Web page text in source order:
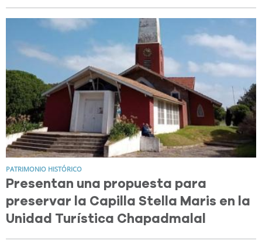
PATRIMONIO HISTÓRICO
Presentan una propuesta para
preservar la Capilla Stella Maris en la
Unidad Turística Chapadmalal